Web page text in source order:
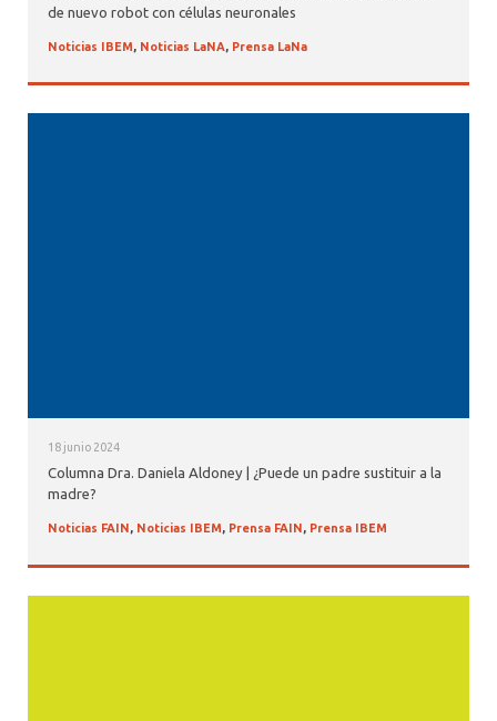
de nuevo robot con células neuronales
Noticias IBEM, Noticias LaNA, Prensa LaNa
18 junio 2024
Columna Dra. Daniela Aldoney | ¿Puede un padre sustituir a la
madre?
Noticias FAIN , Noticias IBEM, Prensa FAIN , Prensa IBEM